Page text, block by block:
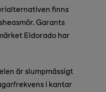
finns
Garants
Eldorado har
är slumpmässigt
i kantar